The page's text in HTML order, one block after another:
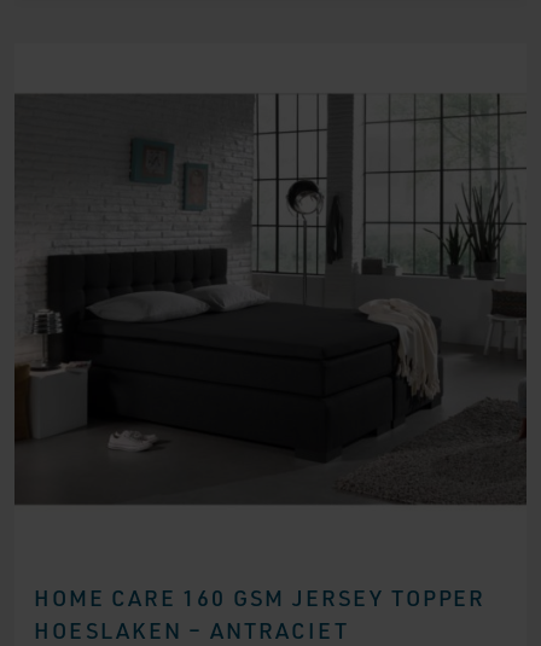
HOME CARE 160 GSM JERSEY TOPPER
HOESLAKEN – ANTRACIET